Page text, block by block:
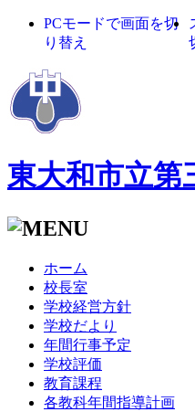
PCモードで画面を切
り替え
東大和市立第
ホーム
校長室
学校経営方針
学校だより
年間行事予定
学校評価
教育課程
各教科年間指導計画